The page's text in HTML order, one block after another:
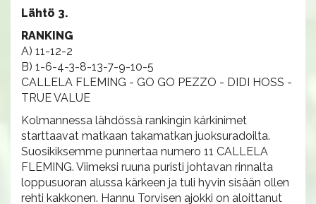
Lähtö 3.
RANKING
A) 11-12-2
B) 1-6-4-3-8-13-7-9-10-5
CALLELA FLEMING - GO GO PEZZO - DIDI HOSS -
TRUE VALUE
Kolmannessa lähdössä rankingin kärkinimet
starttaavat matkaan takamatkan juoksuradoilta.
Suosikiksemme punnertaa numero 11 CALLELA
FLEMING. Viimeksi ruuna puristi johtavan rinnalta
loppusuoran alussa kärkeen ja tuli hyvin sisään ollen
rehti kakkonen. Hannu Torvisen ajokki on aloittanut